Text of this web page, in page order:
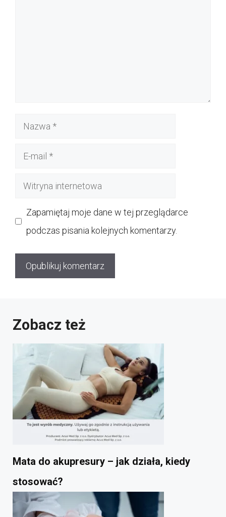
Nazwa
Witryna
Zapamiętaj moje dane w tej przeglądarce
podczas pisania kolejnych komentarzy.
Zobacz też
Mata do akupresury – jak działa, kiedy
stosować?